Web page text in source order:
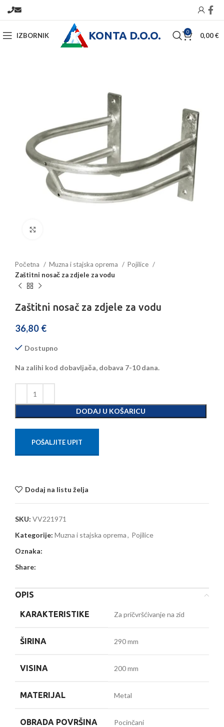
IZBORNIK KONTA D.O.O. 0 0,00€
Početna Muzna i stajska oprema
Pojilice
Zaštitni nosač za zdjele za vodu
Zaštitni nosač za zdjele za vodu
36,80 €
Dostupno
Na zalihi kod dobavljača, dobava 7-10 dana.
DODAJ U KOŠARICU
POŠALJITE UPIT
Dodaj na listu želja
SKU: VV221971
Kategorije: Muzna i stajska oprema, Pojilice
Oznaka:
Share:
OPIS
KARAKTERISTIKE Za pričvršćivanje na zid
ŠIRINA 290 mm
VISINA 200 mm
MATERIJAL Metal
OBRADA POVRŠINA Pocinčani